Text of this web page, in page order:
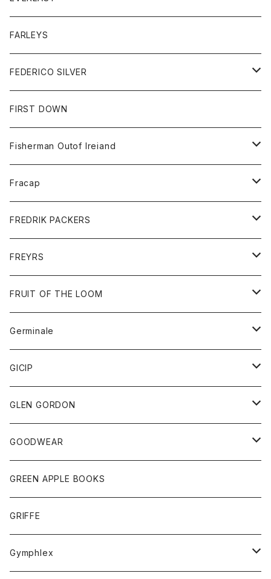
シャツ
セーター
ボトム
ショートパンツ
パンツ
レディース
コート
ジャケット
Tシャツ
ボトム
トップス
ジャケット
スエットシャツ
ボトム
スエットパンツ
グッズ
帽子
FARLEYS
FEDERICO SILVER
アクセサリー
FIRST DOWN
Fisherman Outof Ireiand
ニット
Fracap
グッズ
靴
FREDRIK PACKERS
アクセサリー
バッグ
FREYRS
サングラス
FRUIT OF THE LOOM
アウター
パーカー
グッズ
ネクタイ
チーフ
トップス
シャツ
タンクトップ
ボトム
ショートパンツ
スカート
レディース
スカート
Tシャツ
Germinale
靴
サンダル
GICIP
トップス
Tシャツ
GLEN GORDON
グッズ
手袋
GOODWEAR
トップス
Tシャツ
GREEN APPLE BOOKS
GRIFFE
Gymphlex